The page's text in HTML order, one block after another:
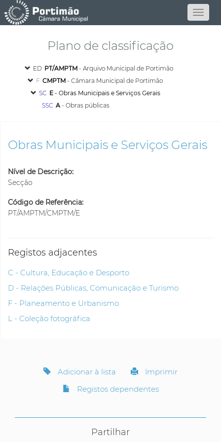
Plano de classificação
ED PT/AMPTM - Arquivo Municipal de Portimão
F CMPTM - Câmara Municipal de Portimão
SC E - Obras Municipais e Serviços Gerais
SSC A - Obras públicas
Obras Municipais e Serviços Gerais
Nível de Descrição:
Secção
Código de Referência:
PT/AMPTM/CMPTM/E
Registos adjacentes
C - Cultura, Educação e Desporto
D - Relações Públicas, Comunicação e Turismo
F - Planeamento e Urbanismo
L - Coleção fotográfica
Adicionar à lista
Imprimir
Registos dependentes
Partilhar